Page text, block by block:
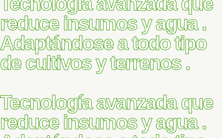
reduce insumos y agua .
Adaptándose a todo tipo
de cultivos y terrenos .
Tecnología avanzada que
reduce insumos y agua .